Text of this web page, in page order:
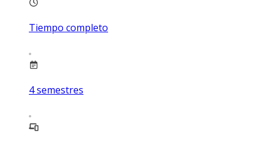
Tiempo completo
4semestres